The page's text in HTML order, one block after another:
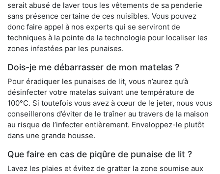
serait abusé de laver tous les vêtements de sa penderie
sans présence certaine de ces nuisibles. Vous pouvez
donc faire appel à nos experts qui se serviront de
techniques à la pointe de la technologie pour localiser les
zones infestées par les punaises.
Dois-je me débarrasser de mon matelas ?
Pour éradiquer les punaises de lit, vous n’aurez qu’à
désinfecter votre matelas suivant une température de
100°C. Si toutefois vous avez à cœur de le jeter, nous vous
conseillerons d’éviter de le traîner au travers de la maison
au risque de l’infecter entièrement. Enveloppez-le plutôt
dans une grande housse.
Que faire en cas de piqûre de punaise de lit ?
Lavez les plaies et évitez de gratter la zone soumise aux